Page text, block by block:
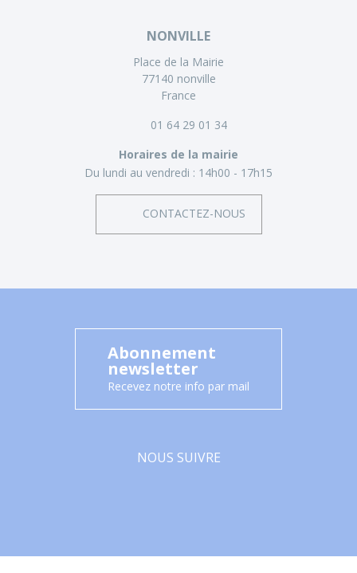
NONVILLE
Place de la Mairie
77140 nonville
France
01 64 29 01 34
Horaires de la mairie
Du lundi au vendredi : 14h00 - 17h15
CONTACTEZ-NOUS
Abonnement
newsletter
Recevez notre info par mail
NOUS SUIVRE